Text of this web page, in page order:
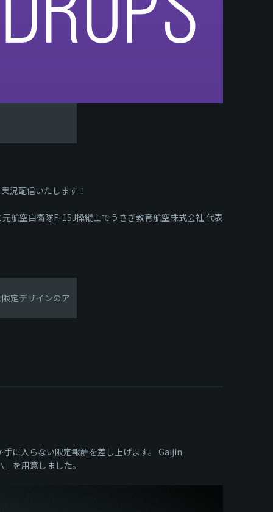
況配信いたします！
元航空自衛隊F-15J操縦士でうさぎ教育航空株式会社 代表
定デザインのア
に入らない限定報酬を差し上げます。 Gaijin
を用意しました。